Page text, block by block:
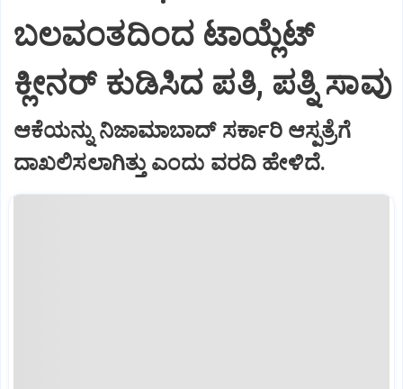
ಬಲವಂತದಿಂದ ಟಾಯ್ಲೆಟ್
ಕ್ಲೀನರ್ ಕುಡಿಸಿದ ಪತಿ, ಪತ್ನಿ ಸಾವು
ಆಕೆಯನ್ನು ನಿಜಾಮಾಬಾದ್ ಸರ್ಕಾರಿ ಆಸ್ಪತ್ರೆಗೆ
ದಾಖಲಿಸಲಾಗಿತ್ತು ಎಂದು ವರದಿ ಹೇಳಿದೆ.